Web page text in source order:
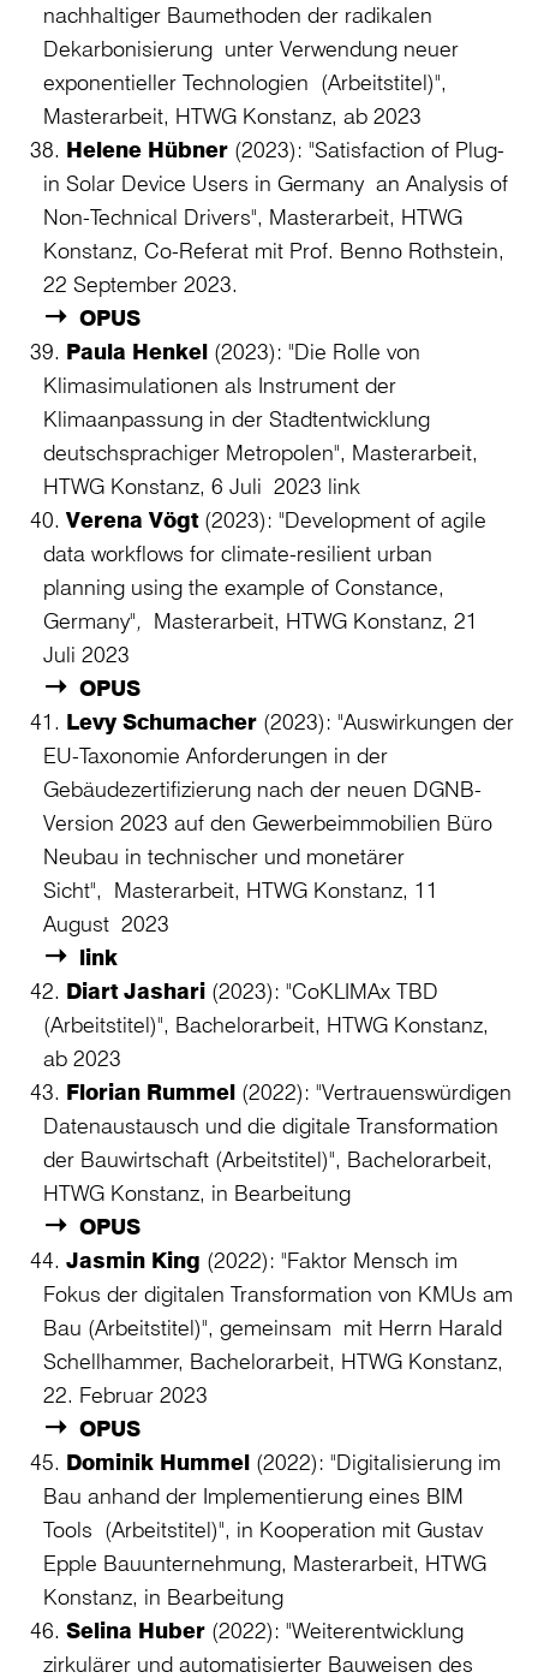
nachhaltiger Baumethoden der radikalen
Dekarbonisierung unter Verwendung neuer
exponentieller Technologien (Arbeitstitel)",
Masterarbeit, HTWG Konstanz, ab 2023
Helene Hübner (2023): "Satisfaction of Plug-
in Solar Device Users in Germany an Analysis of
Non-Technical Drivers", Masterarbeit, HTWG
Konstanz, Co-Referat mit Prof. Benno Rothstein,
22 September 2023.
OPUS
Paula Henkel (2023): "Die Rolle von
Klimasimulationen als Instrument der
Klimaanpassung in der Stadtentwicklung
deutschsprachiger Metropolen", Masterarbeit,
HTWG Konstanz, 6 Juli 2023 link
Verena Vögt(2023): "Development of agile
data workflows for climate-resilient urban
planning using the example of Constance,
Germany", Masterarbeit, HTWG Konstanz, 21
Juli 2023
OPUS
Levy Schumacher (2023): "Auswirkungen der
EU-Taxonomie Anforderungen in der
Gebäudezertifizierung nach der neuen DGNB-
Version 2023 auf den Gewerbeimmobilien Büro
Neubau in technischer und monetärer
Sicht", Masterarbeit, HTWG Konstanz, 11
August 2023
link
Diart Jashari (2023): "CoKLIMAx TBD
(Arbeitstitel)", Bachelorarbeit, HTWG Konstanz,
ab 2023
Florian Rummel (2022): "Vertrauenswürdigen
Datenaustausch und die digitale Transformation
der Bauwirtschaft (Arbeitstitel)", Bachelorarbeit,
HTWG Konstanz, in Bearbeitung
OPUS
Jasmin King (2022): "Faktor Mensch im
Fokus der digitalen Transformation von KMUs am
Bau (Arbeitstitel)", gemeinsam mit Herrn Harald
Schellhammer, Bachelorarbeit, HTWG Konstanz,
22. Februar 2023
OPUS
Dominik Hummel (2022): "Digitalisierung im
Bau anhand der Implementierung eines BIM
Tools (Arbeitstitel)", in Kooperation mit Gustav
Epple Bauunternehmung, Masterarbeit, HTWG
Konstanz, in Bearbeitung
Selina Huber (2022): "Weiterentwicklung
zirkulärer und automatisierter Bauweisen des